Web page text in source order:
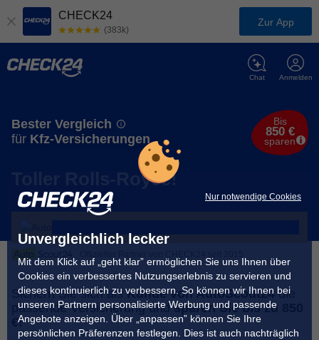
Nur notwendige Cookies
Unvergleichlich lecker
Mit dem Klick auf „geht klar” ermöglichen Sie uns Ihnen über
Cookies ein verbessertes Nutzungserlebnis zu servieren und
dieses kontinuierlich zu verbessern. So können wir Ihnen bei
unseren Partnern personalisierte Werbung und passende
Angebote anzeigen. Über „anpassen” können Sie Ihre
persönlichen Präferenzen festlegen. Dies ist auch nachträglich
CHECK24
(383k)
Zur App
Anmelden
Chat
Bester Vergleich
für Kfz-Versicherungen
Bis
850 €
sparen
Toller Rolls-Royce!
Sichern Sie sich alsKunde von AutoScout24 die
passende Versicherung undsparen Sie bis zu 850
€!